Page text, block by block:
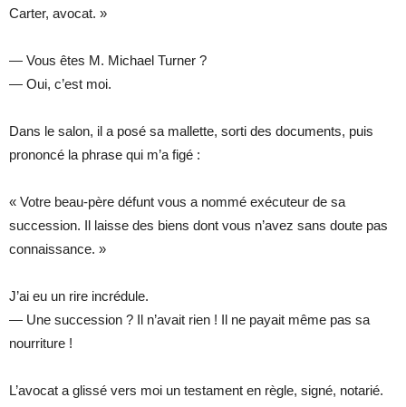
Carter, avocat. »
— Vous êtes M. Michael Turner ?
— Oui, c’est moi.
Dans le salon, il a posé sa mallette, sorti des documents, puis
prononcé la phrase qui m’a figé :
« Votre beau-père défunt vous a nommé exécuteur de sa
succession. Il laisse des biens dont vous n’avez sans doute pas
connaissance. »
J’ai eu un rire incrédule.
— Une succession ? Il n’avait rien ! Il ne payait même pas sa
nourriture !
L’avocat a glissé vers moi un testament en règle, signé, notarié.